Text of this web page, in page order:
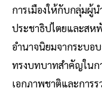
การเมืองให้กับกลุ่มผู้
ประชาธิปไตยและสห
อำนาจนิยมจากระบอ
ทรงบทบาทสำคัญในก
เอกภาพชาติและการ